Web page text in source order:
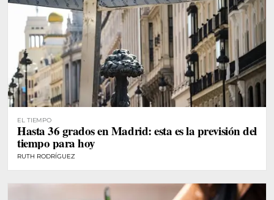
EL TIEMPO
Hasta 36 grados en Madrid: esta es la previsión del
tiempo para hoy
RUTH RODRÍGUEZ